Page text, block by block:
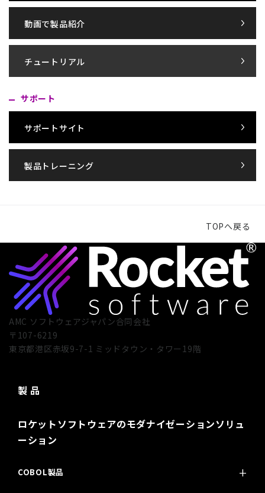
動画で製品紹介
チュートリアル
サポート
サポートサイト
製品トレーニング
TOPへ戻る
AMC ソフトウェアジャパン合同会社
〒107-6219
東京都港区赤坂9-7-1 ミッドタウン・タワー19階
製 品
ロケットソフトウェアのモダナイゼーションソリュ
ーション
COBOL製品